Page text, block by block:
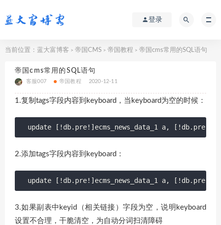
登录
当前位置： 蓝大富博客 > 帝国CMS > 帝国教程 > 帝国cms常用的SQL语句
帝国cms常用的SQL语句
客服007 帝国教程 2020-12-11
1.复制tags字段内容到keyboard，当keyboard为空的时候：
update [!db.pre!]ecms_news_data_1 a,
2.添加tags字段内容到keyboard：
update [!db.pre!]ecms_news_data_1 a,
3.如果副表中keyid（相关链接）字段为空，说明keyboard
设置不合理，干脆清空，为自动分词扫清障碍